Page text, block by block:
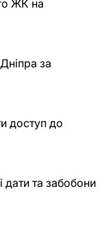
ЖК на
за
доступ до
дати та забобони